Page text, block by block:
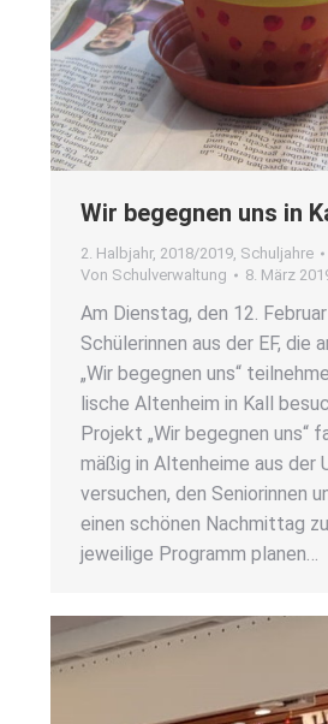
Wir begeg­nen uns in
2. Halbjahr, 2018/2019 Schuljahre
Von Schulverwaltung 8. März
Am Diens­tag, den 12.
Schü­le­rin­nen aus der EF, die
„Wir begeg­nen uns“
li­sche Alten­heim in Kall
Pro­jekt „Wir begeg­nen uns“
mä­ßig in Alten­hei­me aus der
ver­su­chen, den Senio­rin­nen
einen schö­nen Nach­mit­tag
jewei­li­ge Pro­gramm pla­nen…